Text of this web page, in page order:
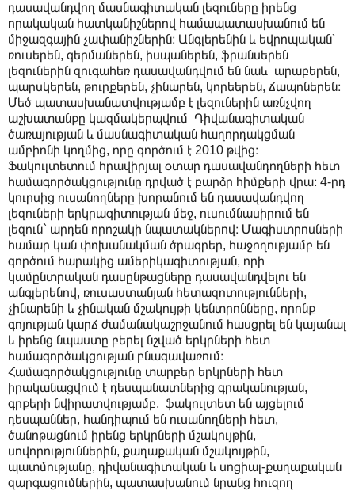
դասավանդվող մասնագիտական լեզուները իրենց
որակական հատկանիշներով համապատասխանում են
միջազգային չափանիշներին։ Անգլերենին և եվրոպական՝
ռուսերեն, գերմաներեն, իսպաներեն, ֆրանսերեն
լեզուներին զուգահեռ դասավանդվում են նաև արաբերեն,
պարսկերեն, թուրքերեն, չինարեն, կորեերեն, ճապոներեն։
Մեծ պատասխանատվությամբ է լեզուներին առնչվող
աշխատանքը կազմակերպվում Դիվանագիտական
ծառայության և մասնագիտական հաղորդակցման
ամբիոնի կողմից, որը գործում է 2010 թվից։
Ֆակուլտետում հրավիրյալ օտար դասավանդողների հետ
համագործակցությունը դրված է բարձր հիմքերի վրա։ 4-րդ
կուրսից ուսանողները խորանում են դասավանդվող
լեզուների երկրագիտության մեջ, ուսումնասիրում են
լեզուն` արդեն որոշակի նպատակներով։ Մագիստրոսների
համար կան փոխանակման ծրագրեր, հաջողությամբ են
գործում հարակից ամերիկագիտության, որի
կամընտրական դասընթացները դասավանդվելու են
անգլերենով, ռուսաստանյան հետազոտությունների,
չինարենի և չինական մշակույթի կենտրոնները, որոնք
գոյության կարճ ժամանակաշրջանում հասցրել են կայանալ
և իրենց նպաստը բերել նշված երկրների հետ
համագործակցության բնագավառում։
Համագործակցությունը տարբեր երկրների հետ
իրականացվում է դեսպանատներից գրականության,
գրքերի նվիրատվությամբ, ֆակուլտետ են այցելում
դեսպաններ, հանդիպում են ուսանողների հետ,
ծանոթացնում իրենց երկրների մշակույթին,
սովորություններին, քաղաքական մշակույթին,
պատմությանը, դիվանագիտական և սոցիալ-քաղաքական
զարգացումներին, պատասխանում նրանց հուզող